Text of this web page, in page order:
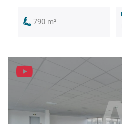
790 m²